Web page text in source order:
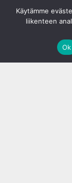
Käytämme
liikenteen
Ok